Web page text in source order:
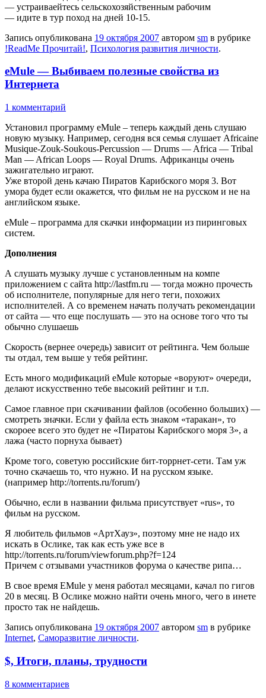
— устраиваейтесь сельскохозяйственным рабочим
— идите в тур поход на дней 10-15.
Запись опубликована 19 октября 2007 автором sm в рубрике
!ReadMe Прочитай!, Психология развития личности.
eMule — Выбиваем полезные свойства из
Интернета
1 комментарий
Установил программу eMule – теперь каждый день слушаю
новую музыку. Например, сегодня вся семья слушает Africaine
Musique-Zouk-Soukous-Percussion — Drums — Africa — Tribal
Man — African Loops — Royal Drums. Африканцы очень
зажигательно играют.
Уже второй день качаю Пиратов Карибского моря 3. Вот
умора будет если окажется, что фильм не на русском и не на
английском языке.
eMule – программа для скачки информации из пиринговых
систем.
Дополнения
А слушать музыку лучше с установленным на компе
приложением с сайта http://lastfm.ru — тогда можно прочесть
об исполнителе, популярные для него теги, похожих
исполнителей. А со временем начать получать рекомендации
от сайта — что еще послушать — это на основе того что ты
обычно слушаешь
Скорость (вернее очередь) зависит от рейтинга. Чем больше
ты отдал, тем выше у тебя рейтинг.
Есть много модификаций eMule которые «воруют» очереди,
делают искусственно тебе высокий рейтинг и т.п.
Самое главное при скачивании файлов (особенно больших) —
смотреть значки. Если у файла есть знаком «таракан», то
скороее всего это будет не «Пиратоы Карибского моря 3», а
лажа (часто порнуха бывает)
Кроме того, советую российские бит-торрнет-сети. Там уж
точно скачаешь то, что нужно. И на русском языке.
(например http://torrents.ru/forum/)
Обычно, если в названии фильма присутствует «rus», то
фильм на русском.
Я любитель фильмов «АртХауз», поэтому мне не надо их
искать в Ослике, так как есть уже все в
http://torrents.ru/forum/viewforum.php?f=124
Причем с отзывами участников форума о качестве рипа…
В свое время EMule у меня работал месяцами, качал по гигов
20 в месяц. В Ослике можно найти очень много, чего в инете
просто так не найдешь.
Запись опубликована 19 октября 2007 автором sm в рубрике
Internet, Саморазвитие личности.
$, Итоги, планы, трудности
8 комментариев